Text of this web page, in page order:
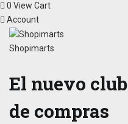
0 View Cart
Account
Shopimarts
El nuevo club
de compras